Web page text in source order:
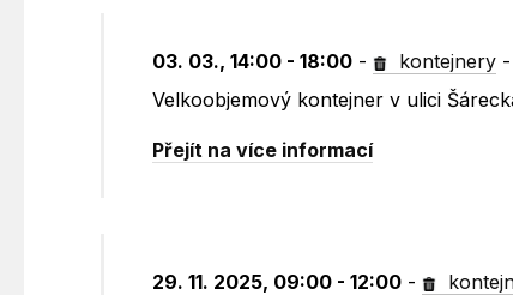
03. 03., 14:00 - 18:00 - kontejnery
Velkoobjemový kontejner v ulici
Přejít na více informací
29. 11. 2025, 09:00 - 12:00 -